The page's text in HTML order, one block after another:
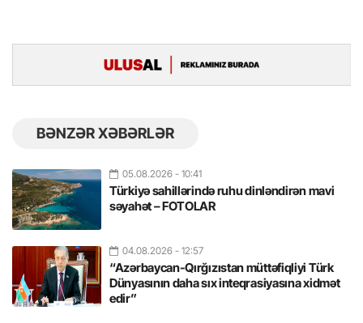
BƏNZƏR XƏBƏRLƏR
05.08.2026 - 10:41
Türkiyə sahillərində ruhu dinləndirən mavi
səyahət – FOTOLAR
04.08.2026 - 12:57
“Azərbaycan-Qırğızıstan müttəfiqliyi Türk
Dünyasının daha sıx inteqrasiyasına xidmət
edir”